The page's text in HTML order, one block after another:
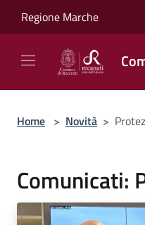
Regione Marche
Home > Novità >
Comunicati: